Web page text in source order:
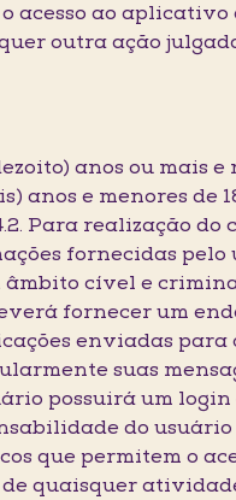
acesso ao aplicativo
outra ação
anos ou mais e
anos e menores de
Para realização do
fornecidas pelo
âmbito cível e
fornecer um
enviadas para
suas
possuirá um login
do usuário
que permitem o
quaisquer